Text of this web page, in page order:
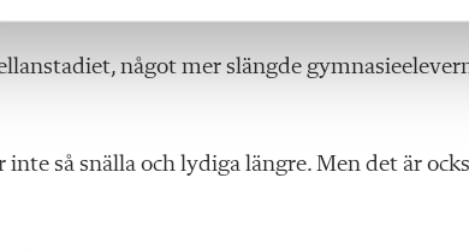
mat.
något mer slängde
så snälla och lydiga längre. Men det är